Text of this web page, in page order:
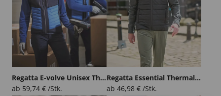
Regatta E-volve Unisex Thermal Hybrid Bodywarmer
ab 59,74 € /Stk.
Regatta Essential Thermal Bodywarmer
ab 46,98 € /Stk.